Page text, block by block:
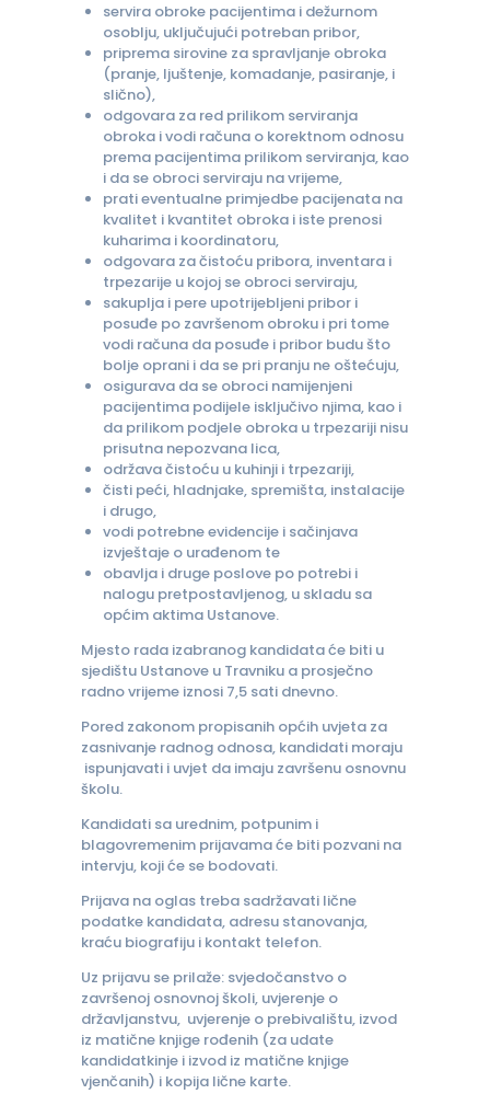
servira obroke pacijentima i dežurnom
osoblju, uključujući potreban pribor,
priprema sirovine za spravljanje obroka
(pranje, ljuštenje, komadanje, pasiranje, i
slično),
odgovara za red prilikom serviranja
obroka i vodi računa o korektnom odnosu
prema pacijentima prilikom serviranja, kao
i da se obroci serviraju na vrijeme,
prati eventualne primjedbe pacijenata na
kvalitet i kvantitet obroka i iste prenosi
kuharima i koordinatoru,
odgovara za čistoću pribora, inventara i
trpezarije u kojoj se obroci serviraju,
sakuplja i pere upotrijebljeni pribor i
posuđe po završenom obroku i pri tome
vodi računa da posuđe i pribor budu što
bolje oprani i da se pri pranju ne oštećuju,
osigurava da se obroci namijenjeni
pacijentima podijele isključivo njima, kao i
da prilikom podjele obroka u trpezariji nisu
prisutna nepozvana lica,
održava čistoću u kuhinji i trpezariji,
čisti peći, hladnjake, spremišta, instalacije
i drugo,
vodi potrebne evidencije i sačinjava
izvještaje o urađenom te
obavlja i druge poslove po potrebi i
nalogu pretpostavljenog, u skladu sa
općim aktima Ustanove.
Mjesto rada izabranog kandidata će biti u
sjedištu Ustanove u Travniku a prosječno
radno vrijeme iznosi 7,5 sati dnevno.
Pored zakonom propisanih općih uvjeta za
zasnivanje radnog odnosa, kandidati moraju
ispunjavati i uvjet da imaju završenu osnovnu
školu.
Kandidati sa urednim, potpunim i
blagovremenim prijavama će biti pozvani na
intervju, koji će se bodovati.
Prijava na oglas treba sadržavati lične
podatke kandidata, adresu stanovanja,
kraću biografiju i kontakt telefon.
Uz prijavu se prilaže: svjedočanstvo o
završenoj osnovnoj školi, uvjerenje o
državljanstvu, uvjerenje o prebivalištu, izvod
iz matične knjige rođenih (za udate
kandidatkinje i izvod iz matične knjige
vjenčanih) i kopija lične karte.